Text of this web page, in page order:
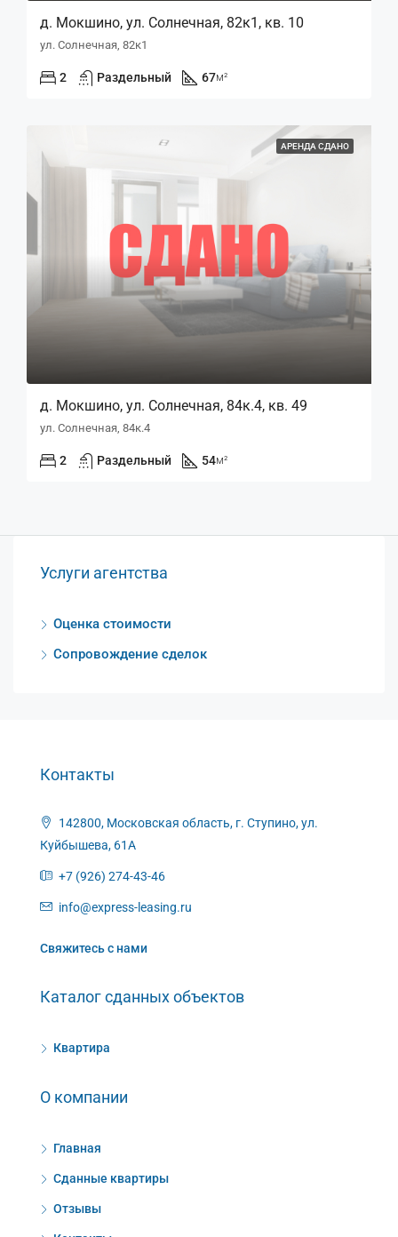
д. Мокшино, ул. Солнечная, 82к1, кв. 10
ул. Солнечная, 82к1
2 Раздельный 67м²
АРЕНДА СДАНО
д. Мокшино, ул. Солнечная, 84к.4, кв. 49
ул. Солнечная, 84к.4
2 Раздельный 54м²
Услуги агентства
Оценка стоимости
Сопровождение сделок
Контакты
142800, Московская область, г. Ступино, ул.
Куйбышева, 61А
+7 (926) 274-43-46
info@express-leasing.ru
Свяжитесь с нами
Каталог сданных объектов
Квартира
О компании
Главная
Сданные квартиры
Отзывы